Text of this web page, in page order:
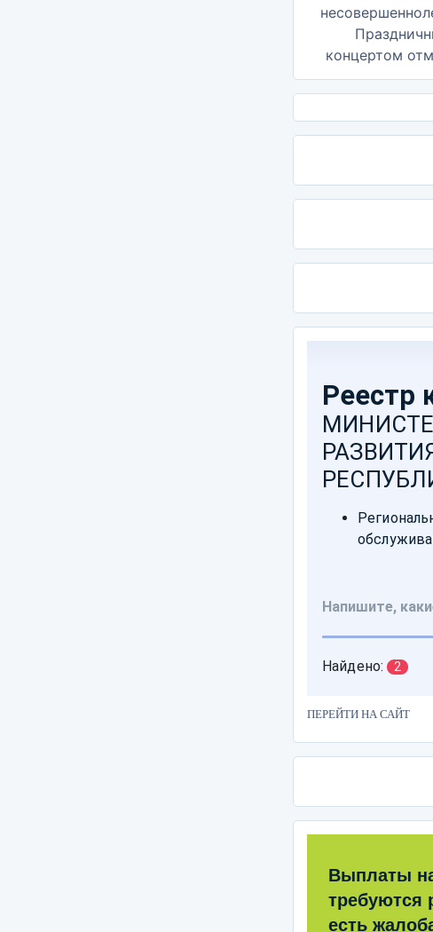
концертом
ПЕРЕЙТИ НА САЙТ
Выплаты
требуются
есть